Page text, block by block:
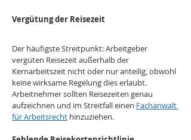
Vergütung der Reisezeit
Der häufigste Streitpunkt: Arbeitgeber
vergüten Reisezeit außerhalb der
Kernarbeitszeit nicht oder nur anteilig, obwohl
keine wirksame Regelung dies erlaubt.
Arbeitnehmer sollten Reisezeiten genau
aufzeichnen und im Streitfall einen Fachanwalt
für Arbeitsrecht hinzuziehen.